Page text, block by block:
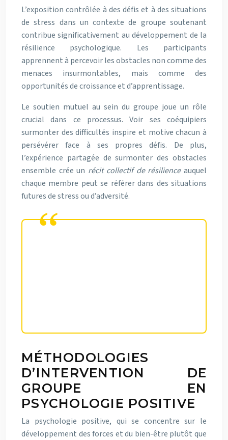
L’exposition contrôlée à des défis et à des situations
de stress dans un contexte de groupe soutenant
contribue significativement au développement de la
résilience psychologique. Les participants
apprennent à percevoir les obstacles non comme des
menaces insurmontables, mais comme des
opportunités de croissance et d’apprentissage.
Le soutien mutuel au sein du groupe joue un rôle
crucial dans ce processus. Voir ses coéquipiers
surmonter des difficultés inspire et motive chacun à
persévérer face à ses propres défis. De plus,
l’expérience partagée de surmonter des obstacles
ensemble crée un récit collectif de résilienceauquel
chaque membre peut se référer dans des situations
futures de stress ou d’adversité.
MÉTHODOLOGIES
D’INTERVENTION DE
GROUPE EN
PSYCHOLOGIE POSITIVE
La psychologie positive, qui se concentre sur le
développement des forces et du bien-être plutôt que